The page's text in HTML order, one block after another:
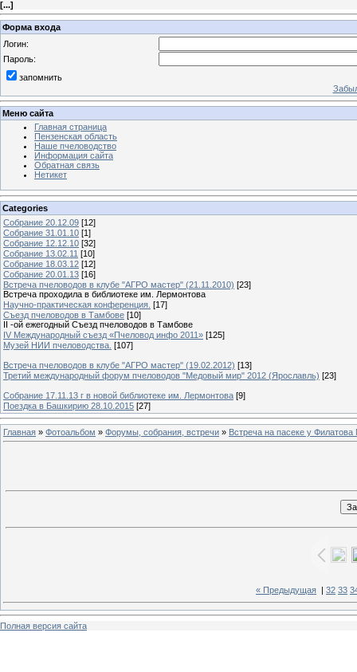
[...]
Форма входа
Логин:
Пароль:
запомнить
Меню сайта
Главная страница
Пензенская область
Наше пчеловодство
Информация сайта
Обратная связь
Нетикет
Categories
Собрание 20.12.09 [12]
Собрание 31.01.10 [1]
Собрание 12.12.10 [32]
Собрание 13.02.11 [10]
Собрание 18.03.12 [12]
Собрание 20.01.13 [16]
Встреча пчеловодов в клубе "АГРО мастер" (21.11.2010) [23]
Встреча проходила в библиотеке им. Лермонтова
Научно-практическая конференция. [17]
Съезд пчеловодов в Тамбове [10]
II -ой ежегодный Съезд пчеловодов в Тамбове
IV Международный съезд «Пчеловод инфо 2011» [125]
Музей НИИ пчеловодства. [107]
Встреча пчеловодов в клубе "АГРО мастер" (19.02.2012) [13]
Третий международный форум пчеловодов "Медовый мир" 2012 (Ярославль) [23]
Собрание 17.11.13 г в новой библиотеке им. Лермонтова [9]
Поездка в Башкирию 28.10.2015 [27]
Главная » Фотоальбом » Форумы, собрания, встречи » Встреча на пасеке у
« Предыдущая 32 33
Полная версия сайта